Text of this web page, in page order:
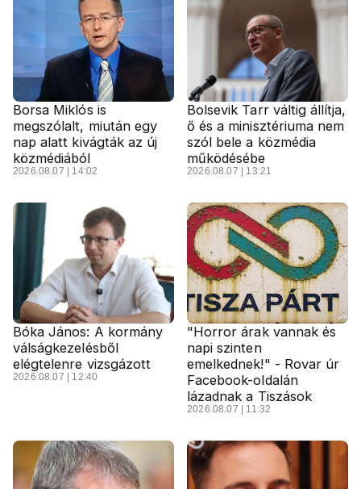
Borsa Miklós is
megszólalt, miután egy
nap alatt kivágták az új
közmédiából
2026.08.07 | 14:02
Bolsevik Tarr váltig állítja,
ő és a minisztériuma nem
szól bele a közmédia
működésébe
2026.08.07 | 13:21
Bóka János: A kormány
válságkezelésből
elégtelenre vizsgázott
2026.08.07 | 12:40
"Horror árak vannak és
napi szinten
emelkednek!" - Rovar úr
Facebook-oldalán
lázadnak a Tiszások
2026.08.07 | 11:32